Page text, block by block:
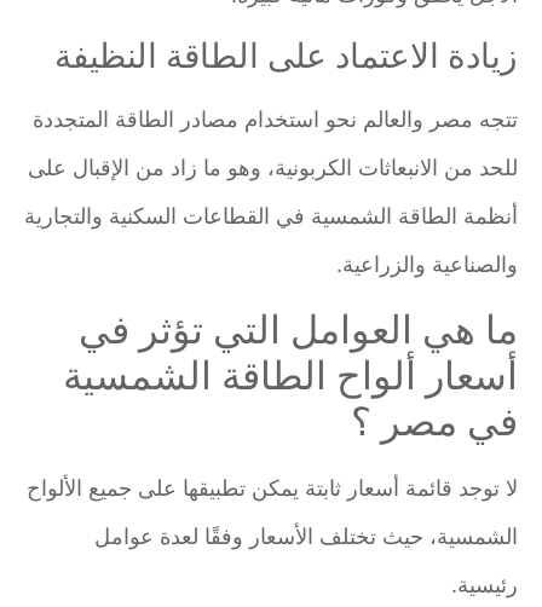
زيادة الاعتماد على الطاقة النظيفة
تتجه مصر والعالم نحو استخدام مصادر الطاقة المتجددة
للحد من الانبعاثات الكربونية، وهو ما زاد من الإقبال على
أنظمة الطاقة الشمسية في القطاعات السكنية والتجارية
والصناعية والزراعية.
ما هي العوامل التي تؤثر في
أسعار ألواح الطاقة الشمسية
في مصر ؟
لا توجد قائمة أسعار ثابتة يمكن تطبيقها على جميع الألواح
الشمسية، حيث تختلف الأسعار وفقًا لعدة عوامل
رئيسية.